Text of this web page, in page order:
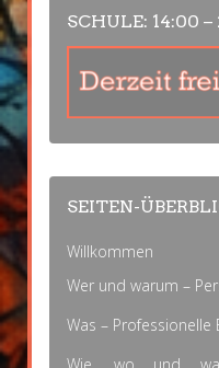
SCHULE: 14:00
SEITEN-
Willkommen
Wer und warum –
Was –